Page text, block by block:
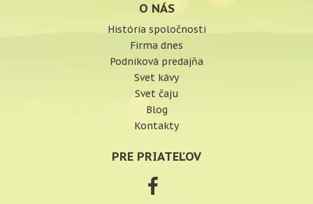
O NÁS
História spoločnosti
Firma dnes
Podniková predajňa
Svet kávy
Svet čaju
Blog
Kontakty
PRE PRIATEĽOV